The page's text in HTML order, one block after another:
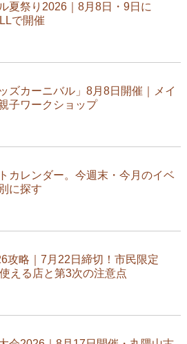
夏祭り2026｜8月8日・9日に
で開催
ズカーニバル」8月8日開催｜メイ
子ワークショップ
カレンダー。今週末・今月のイベ
に探す
攻略｜7月22日締切！市民限定
える店と第3次の注意点